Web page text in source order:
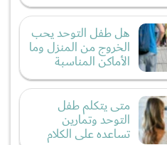
هل طفل التوحد يحب
الخروج من المنزل وما
الأماكن المناسبة
متى يتكلم طفل
التوحد وتمارين
تساعده على الكلام